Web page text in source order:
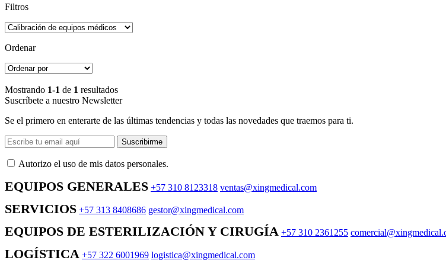
Filtros
Ordenar
Mostrando 1-1 de 1 resultados
Suscríbete a nuestro Newsletter
Se el primero en enterarte de las últimas tendencias y todas las novedades que traemos para ti.
Suscribirme
Autorizo ​​el uso de mis datos personales.
EQUIPOS GENERALES +57 310 8123318 ventas@xingmedical.com
SERVICIOS +57 313 8408686 gestor@xingmedical.com
EQUIPOS DE ESTERILIZACIÓN Y CIRUGÍA +57 310 2361255
LOGÍSTICA +57 322 6001969 logistica@xingmedical.com